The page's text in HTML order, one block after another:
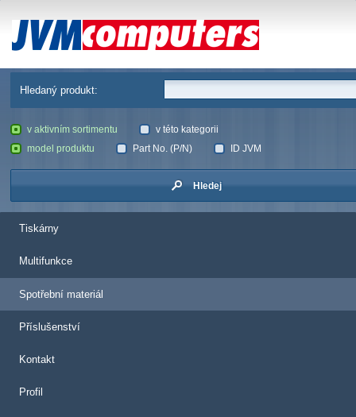
JVM Computers
Hledaný produkt:
v aktivním sortimentu
v této kategorii
model produktu
Part No. (P/N) ID JVM
Hledej
Tiskárny
Multifunkce
Spotřební materiál
Příslušenství
Kontakt
Profil